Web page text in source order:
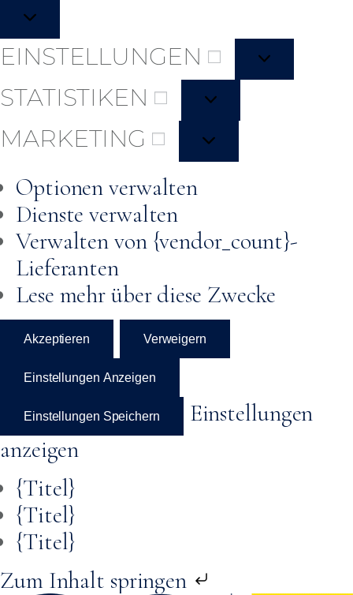
EINSTELLUNGEN
STATISTIKEN
MARKETING
Optionen verwalten
Dienste verwalten
Verwalten von {vendor_count}-
Lieferanten
Lese mehr über diese Zwecke
Akzeptieren Verweigern
Einstellungen Anzeigen
Einstellungen Speichern
Einstellungen
anzeigen
{Titel}
{Titel}
{Titel}
Zum Inhalt springen